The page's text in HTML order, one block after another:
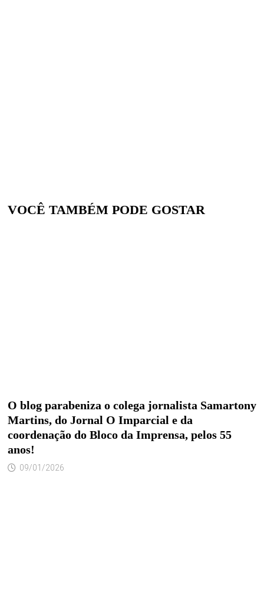
VOCÊ TAMBÉM PODE GOSTAR
O blog parabeniza o colega jornalista Samartony
Martins, do Jornal O Imparcial e da
coordenação do Bloco da Imprensa, pelos 55
anos!
09/01/2026